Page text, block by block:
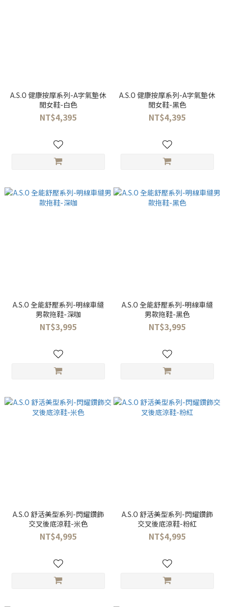
A.S.O 健康按摩系列-A字氣墊休
閒女鞋-白色
NT$4,395
A.S.O 健康按摩系列-A字氣墊休
閒女鞋-黑色
NT$4,395
A.S.O 全能舒壓系列-明線車縫
男款拖鞋-深咖
NT$3,995
A.S.O 全能舒壓系列-明線車縫
男款拖鞋-黑色
NT$3,995
A.S.O 舒活美型系列-閃耀鑽飾
交叉後底涼鞋-米色
NT$4,995
A.S.O 舒活美型系列-閃耀鑽飾
交叉後底涼鞋-粉紅
NT$4,995